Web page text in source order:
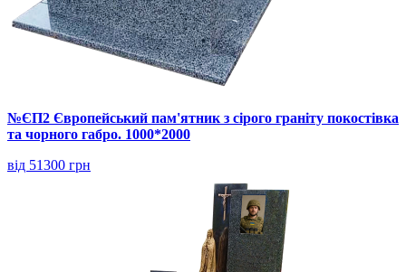
№ЄП2 Європейський пам'ятник з сірого граніту покостівка
та чорного габро. 1000*2000
від 51300 грн